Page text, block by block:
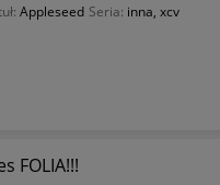
Appleseed Seria: inna, xcv
FOLIA!!!